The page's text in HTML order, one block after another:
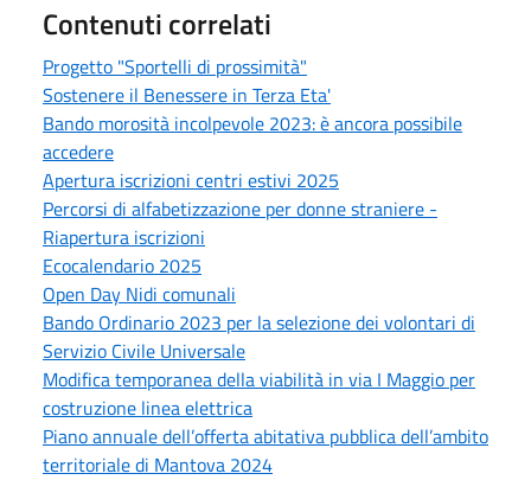
Contenuti correlati
Progetto "Sportelli di prossimità"
Sostenere il Benessere in Terza Eta'
Bando morosità incolpevole 2023: è ancora possibile
accedere
Apertura iscrizioni centri estivi 2025
Percorsi di alfabetizzazione per donne straniere -
Riapertura iscrizioni
Ecocalendario 2025
Open Day Nidi comunali
Bando Ordinario 2023 per la selezione dei volontari di
Servizio Civile Universale
Modifica temporanea della viabilità in via I Maggio per
costruzione linea elettrica
Piano annuale dell’offerta abitativa pubblica dell’ambito
territoriale di Mantova 2024